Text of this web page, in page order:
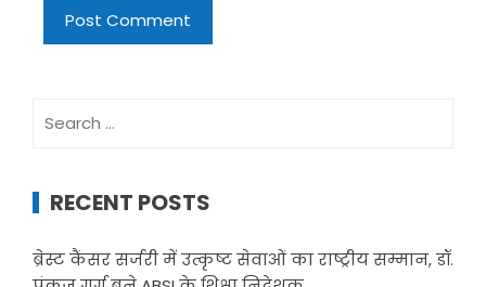
for:
RECENT POSTS
ब्रेस्ट कैंसर सर्जरी में उत्कृष्ट सेवाओं का राष्ट्रीय सम्मान, डॉ.